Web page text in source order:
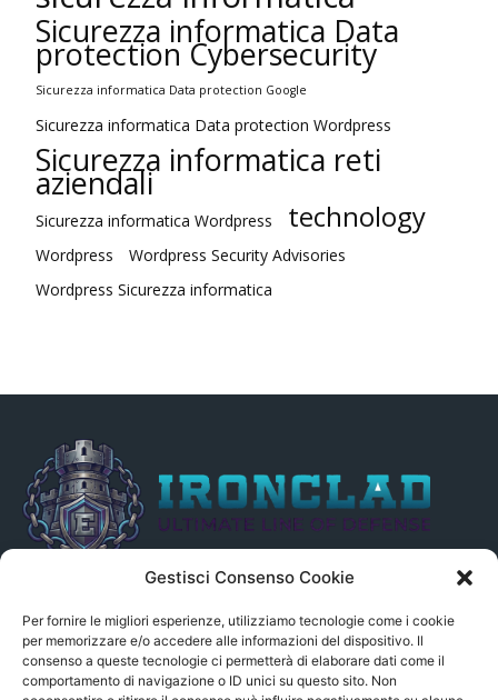
Gestisci Consenso Cookie
Per fornire le migliori esperienze, utilizziamo tecnologie come i cookie
per memorizzare e/o accedere alle informazioni del dispositivo. Il
consenso a queste tecnologie ci permetterà di elaborare dati come il
comportamento di navigazione o ID unici su questo sito. Non
Sicurezza informatica Data
protection Cybersecurity
Sicurezza informatica Data protection Google
Sicurezza informatica Data protection Wordpress
Sicurezza informatica reti
aziendali
Sicurezza informatica Wordpress technology
Wordpress
Wordpress Security Advisories
Wordpress Sicurezza informatica
indirettamente, alle Fonti delle notizie segnalate né può essere
ritenuto responsabile ad alcun titolo dei loro contenuti. Si precisa
altresì che le notizie segnalate dall’aggregatore NON sono da
intendersi in alcun modo di proprietà del sito GenSys.it, ad